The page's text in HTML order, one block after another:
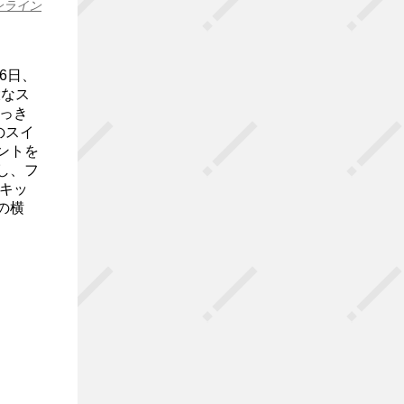
ライン
、
ス
き
スイ
トを
、フ
ッ
横